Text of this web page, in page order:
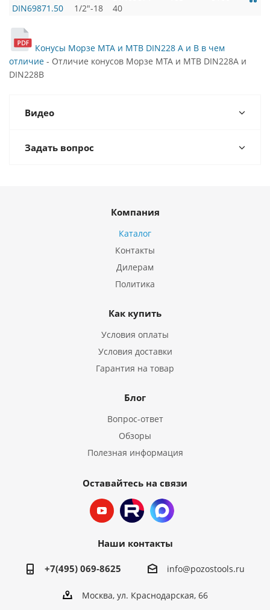
DIN69871.50
1/2"-18
40
Конусы Морзе MTA и MTB DIN228 A и B в чем
отличие - Отличие конусов Морзе MTA и MTB DIN228A и
DIN228B
Видео
Задать вопрос
Компания
Каталог
Контакты
Дилерам
Политика
Как купить
Условия оплаты
Условия доставки
Гарантия на товар
Блог
Вопрос-ответ
Обзоры
Полезная информация
Оставайтесь на связи
Наши контакты
+7(495) 069-8625 info@pozostools.ru
Москва, ул. Краснодарская, 66